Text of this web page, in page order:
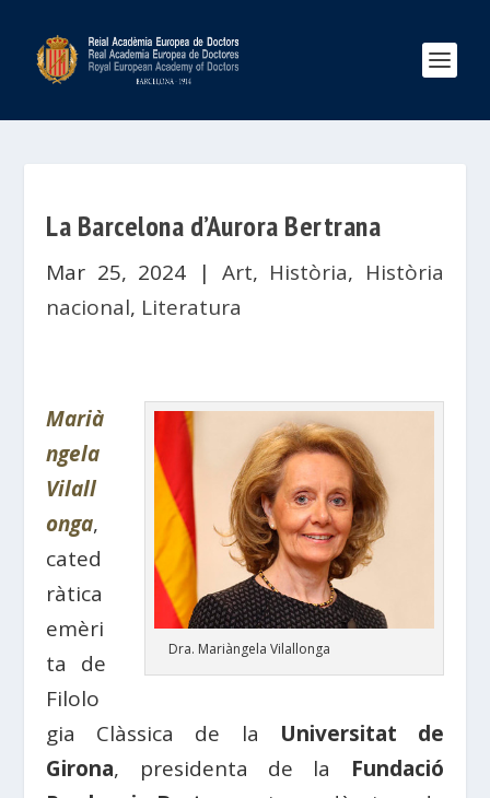
La Barcelona d’Aurora Bertrana
Mar 25, 2024 | Art, Història, Història
nacional, Literatura
Dra. Mariàngela Vilallonga
Marià
ngela
Vilall
onga,
cated
ràtica
emèri
ta de
Filolo
gia Clàssica de la Universitat de
Girona, presidenta de la Fundació